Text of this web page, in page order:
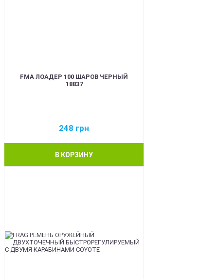
FMA ЛОАДЕР 100 ШАРОВ ЧЕРНЫЙ
18837
248 грн
В КОРЗИНУ